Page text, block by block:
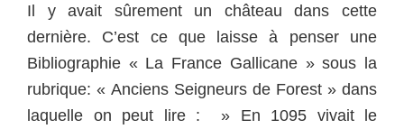
Il y avait sûrement un château dans cette
dernière. C’est ce que laisse à penser une
Bibliographie « La France Gallicane » sous la
rubrique: « Anciens Seigneurs de Forest » dans
laquelle on peut lire : » En 1095 vivait le